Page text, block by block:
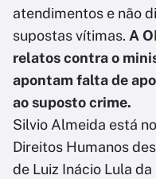
atendimentos e não
supostas vítimas. A
relatos contra o
apontam falta de
ao suposto crime.
Silvio Almeida está
Direitos Humanos
de Luiz Inácio Lula da